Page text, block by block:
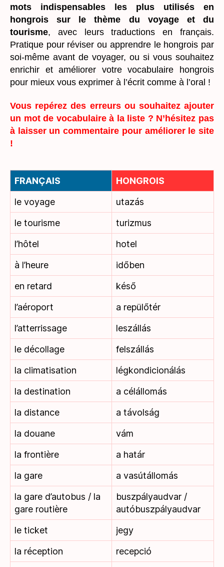
mots indispensables les plus utilisés en
hongrois sur le thème du voyage et du
tourisme, avec leurs traductions en français.
Pratique pour réviser ou apprendre le hongrois par
soi-même avant de voyager, ou si vous souhaitez
enrichir et améliorer votre vocabulaire hongrois
pour mieux vous exprimer à l’écrit comme à l’oral !
Vous repérez des erreurs ou souhaitez ajouter
un mot de vocabulaire à la liste ? N’hésitez pas
à laisser un commentaire pour améliorer le site
!
FRANÇAIS
HONGROIS
le voyage
utazás
le tourisme
turizmus
l’hôtel
hotel
à l’heure
időben
en retard
késő
l’aéroport
a repülőtér
l’atterrissage
leszállás
le décollage
felszállás
la climatisation
légkondicionálás
la destination
a célállomás
la distance
a távolság
la douane
vám
la frontière
a határ
la gare
a vasútállomás
la gare d’autobus / la
gare routière
buszpályaudvar /
autóbuszpályaudvar
le ticket
jegy
la réception
recepció